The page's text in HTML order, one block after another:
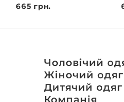
665 грн.
Чоловічий
Футболки
Футболки Polo
Кофти
Світшот
Жіночий одяг
Футболки
Поло
Дитячий одяг
Футболки